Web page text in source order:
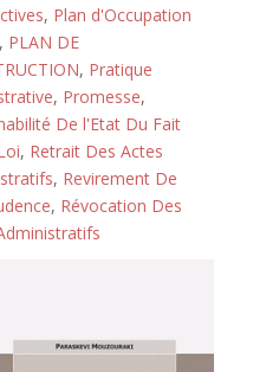
, Plan d'Occupation
, PLAN DE
, Pratique
, Promesse,
De l'Etat Du Fait
, Retrait Des Actes
, Revirement De
, Révocation Des